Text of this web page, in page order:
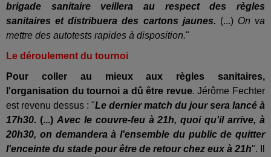
brigade sanitaire veillera au respect des règles
sanitaires et distribuera des cartons jaunes. (...) On va
mettre des autotests rapides à disposition."
Le déroulement du tournoi
Pour coller au mieux aux règles sanitaires,
l'organisation du tournoi a dû être revue. Jérôme Fechter
est revenu dessus : "Le dernier match du jour sera lancé à
17h30. (...) Avec le couvre-feu à 21h, quoi qu'il arrive, à
20h30, on demandera à l'ensemble du public de quitter
l'enceinte du stade pour être de retour chez eux à 21h". Il